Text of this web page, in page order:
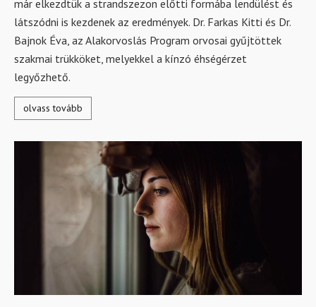
már elkezdtük a strandszezon előtti formába lendülést és
látszódni is kezdenek az eredmények. Dr. Farkas Kitti és Dr.
Bajnok Éva, az Alakorvoslás Program orvosai gyűjtöttek
szakmai trükköket, melyekkel a kínzó éhségérzet
legyőzhető.
olvass tovább